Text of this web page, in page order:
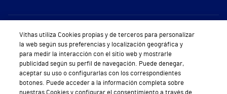
Sobre Vithas
Quiénes somos
Trabajar en Vithas
Teléfono Cita Médica
Vithas utiliza Cookies propias y de terceros para personalizar
la web según sus preferencias y localización geográfica y
para medir la interacción con el sitio web y mostrarle
publicidad según su perfil de navegación. Puede denegar,
aceptar su uso o configurarlas con los correspondientes
botones. Puede acceder a la información completa sobre